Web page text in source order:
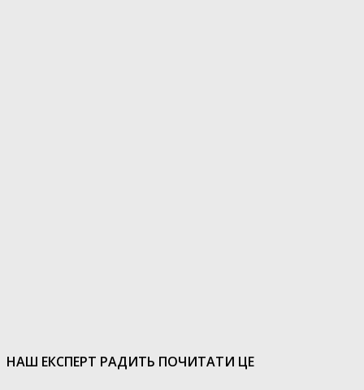
НАШ ЕКСПЕРТ РАДИТЬ ПОЧИТАТИ ЦЕ